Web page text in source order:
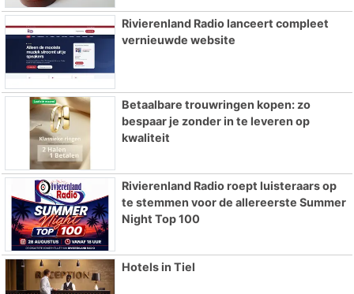
Rivierenland Radio lanceert compleet
vernieuwde website
Betaalbare trouwringen kopen: zo
bespaar je zonder in te leveren op
kwaliteit
Rivierenland Radio roept luisteraars op
te stemmen voor de allereerste Summer
Night Top 100
Hotels in Tiel